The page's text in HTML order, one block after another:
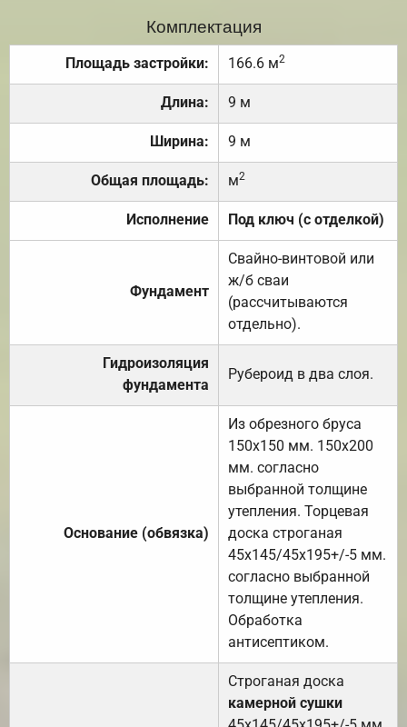
Комплектация
Площадь застройки: 166.6 м2
Длина: 9 м
Ширина: 9 м
Общая площадь: м2
Исполнение Под ключ (с отделкой)
Фундамент
Свайно-винтовой или
ж/б сваи
(рассчитываются
отдельно).
Гидроизоляция
фундамента
Рубероид в два слоя.
Основание (обвязка)
Из обрезного бруса
150х150 мм. 150х200
мм. согласно
выбранной толщине
утепления. Торцевая
доска строганая
45х145/45х195+/-5 мм.
согласно выбранной
толщине утепления.
Обработка
антисептиком.
Строганая доска
камерной сушки